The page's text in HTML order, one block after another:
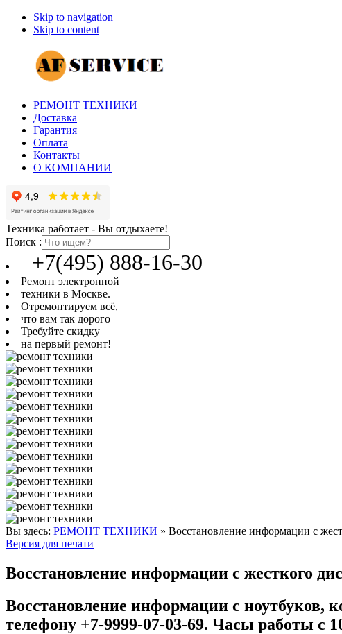
Skip to navigation
Skip to content
РЕМОНТ ТЕХНИКИ
Доставка
Гарантия
Оплата
Контакты
О КОМПАНИИ
Техника работает - Вы отдыхаете!
Поиск :
+7(495) 888-16-30
Ремонт электронной
техники в Москве.
Отремонтируем всё,
что вам так дорого
Требуйте скидку
на первый ремонт!
Вы здесь: РЕМОНТ ТЕХНИКИ » Восстановление информации с
Версия для печати
Восстановление информации с жесткого
Восстановление информации с
телефону +7-9999-07-03-69. Часы работы с